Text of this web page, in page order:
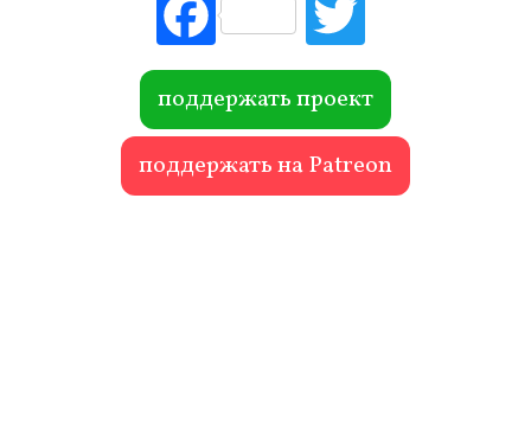
ebo
ok r
поддержать проект
поддержать на Patreon